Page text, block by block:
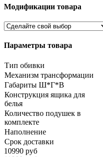
Модификации товара
Параметры товара
Тип обивки
Механизм трансформации
Габариты Ш*Г*В
Конструкция ящика для
белья
Количество подушек в
комплекте
Наполнение
Срок доставки
10990 руб